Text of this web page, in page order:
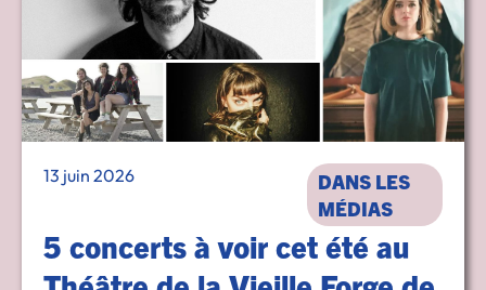
13 juin 2026
DANS LES
MÉDIAS
5 concerts à voir cet été au